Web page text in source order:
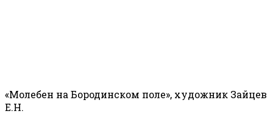
«Молебен на Бородинском поле», художник Зайцев
Е.Н.